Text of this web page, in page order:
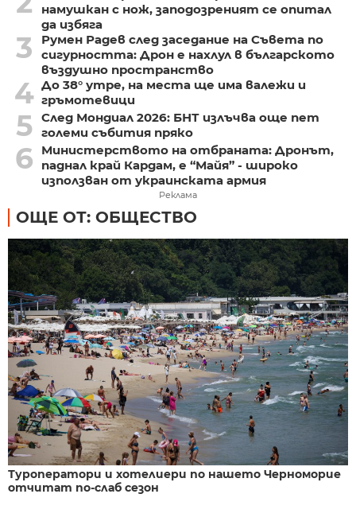
намушкан с нож, заподозреният се опитал
да избяга
3
Румен Радев след заседание на Съвета по
сигурността: Дрон е нахлул в българското
въздушно пространство
4 До 38° утре, на места ще има валежи и
гръмотевици
5 След Мондиал 2026: БНТ излъчва още пет
големи събития пряко
6
Министерството на отбраната: Дронът,
паднал край Кардам, е “Майя” - широко
използван от украинската армия
Реклама
ОЩЕ ОТ: ОБЩЕСТВО
Туроператори и хотелиери по нашето Черноморие
отчитат по-слаб сезон